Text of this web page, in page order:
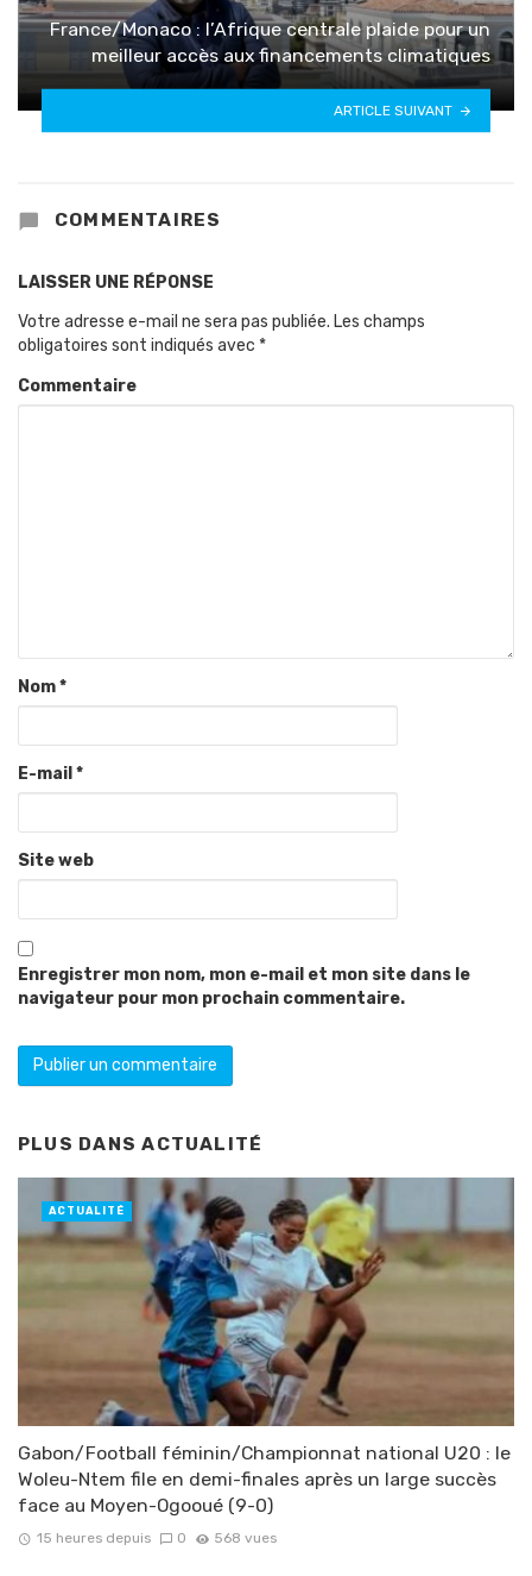
France/Monaco : l’Afrique centrale plaide pour un
meilleur accès aux financements climatiques
ARTICLE SUIVANT
COMMENTAIRES
LAISSER UNE RÉPONSE
Votre adresse e-mail ne sera pas publiée. Les champs
obligatoires sont indiqués avec *
Commentaire
Nom*
E-mail *
Site web
Enregistrer mon nom, mon e-mail et mon site dans le
navigateur pour mon prochain commentaire.
PLUS DANSACTUALITÉ
Gabon/Football féminin/Championnat national U20 : le
Woleu-Ntem file en demi-finales après un large succès
face au Moyen-Ogooué (9-0)
15 heures depuis 0 568 vues
ACTUALITÉ